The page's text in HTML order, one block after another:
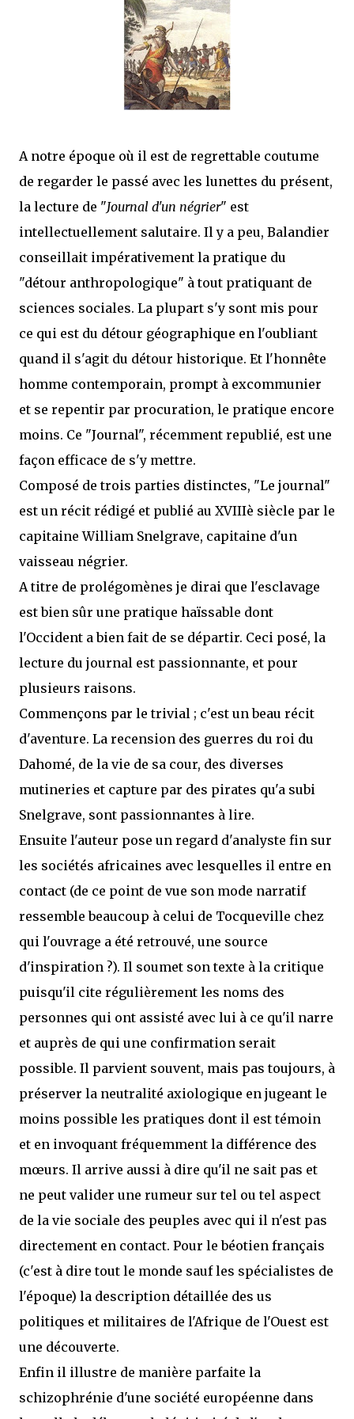
que Thomas connaissait et appréciait Olivier. Marlowe découvre une ville qu’il
ne connaissait pas, habitée par la méfiance, la peur et le rigorisme de la Ligue,
une ville pleine de mystères et de vieilles rancœurs. La Dame d...
A notre époque où il est de regrettable coutume
de regarder le passé avec les lunettes du présent,
la lecture de "Journal d'un négrier" est
intellectuellement salutaire. Il y a peu, Balandier
conseillait impérativement la pratique du
"détour anthropologique" à tout pratiquant de
sciences sociales. La plupart s'y sont mis pour
ce qui est du détour géographique en l'oubliant
quand il s'agit du détour historique. Et l'honnête
homme contemporain, prompt à excommunier
et se repentir par procuration, le pratique encore
moins. Ce "Journal", récemment republié, est une
façon efficace de s'y mettre.
Composé de trois parties distinctes, "Le journal"
est un récit rédigé et publié au XVIIIè siècle par le
capitaine William Snelgrave, capitaine d'un
vaisseau négrier.
A titre de prolégomènes je dirai que l'esclavage
est bien sûr une pratique haïssable dont
l'Occident a bien fait de se départir. Ceci posé, la
lecture du journal est passionnante, et pour
plusieurs raisons.
Commençons par le trivial ; c'est un beau récit
d'aventure. La recension des guerres du roi du
Dahomé, de la vie de sa cour, des diverses
mutineries et capture par des pirates qu'a subi
Snelgrave, sont passionnantes à lire.
Ensuite l'auteur pose un regard d'analyste fin sur
les sociétés africaines avec lesquelles il entre en
contact (de ce point de vue son mode narratif
ressemble beaucoup à celui de Tocqueville chez
qui l'ouvrage a été retrouvé, une source
d'inspiration ?). Il soumet son texte à la critique
puisqu'il cite régulièrement les noms des
personnes qui ont assisté avec lui à ce qu'il narre
et auprès de qui une confirmation serait
possible. Il parvient souvent, mais pas toujours, à
préserver la neutralité axiologique en jugeant le
moins possible les pratiques dont il est témoin
et en invoquant fréquemment la différence des
mœurs. Il arrive aussi à dire qu'il ne sait pas et
ne peut valider une rumeur sur tel ou tel aspect
de la vie sociale des peuples avec qui il n'est pas
directement en contact. Pour le béotien français
(c'est à dire tout le monde sauf les spécialistes de
l'époque) la description détaillée des us
politiques et militaires de l'Afrique de l'Ouest est
une découverte.
Enfin il illustre de manière parfaite la
schizophrénie d'une société européenne dans